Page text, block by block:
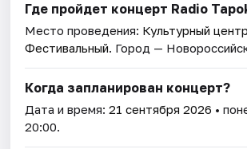
Где пройдет концерт Radio
Место проведения: Культурный центр
Фестивальный. Город —
Когда запланирован концерт?
Дата и время:21 сентября 2026 •
20:00.